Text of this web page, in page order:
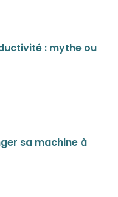
: mythe ou
sa machine à